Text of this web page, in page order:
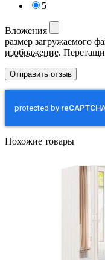
5
Вложения
размер загружаемого
изображение.
Похожие товары